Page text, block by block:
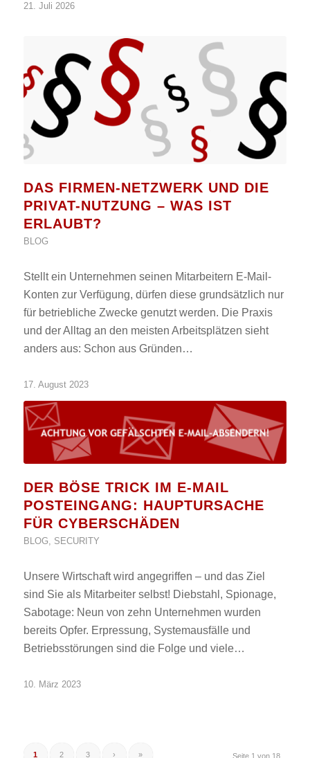
21. Juli 2026
DAS FIRMEN-NETZWERK UND DIE
PRIVAT-NUTZUNG – WAS IST
ERLAUBT?
BLOG
Stellt ein Unternehmen seinen Mitarbeitern E-Mail-
Konten zur Verfügung, dürfen diese grundsätzlich nur
für betriebliche Zwecke genutzt werden. Die Praxis
und der Alltag an den meisten Arbeitsplätzen sieht
anders aus: Schon aus Gründen…
17. August 2023
DER BÖSE TRICK IM E-MAIL
POSTEINGANG: HAUPTURSACHE
FÜR CYBERSCHÄDEN
BLOG, SECURITY
Unsere Wirtschaft wird angegriffen – und das Ziel
sind Sie als Mitarbeiter selbst! Diebstahl, Spionage,
Sabotage: Neun von zehn Unternehmen wurden
bereits Opfer. Erpressung, Systemausfälle und
Betriebsstörungen sind die Folge und viele…
10. März 2023
Seite 1 von 18
1 2 3 › »